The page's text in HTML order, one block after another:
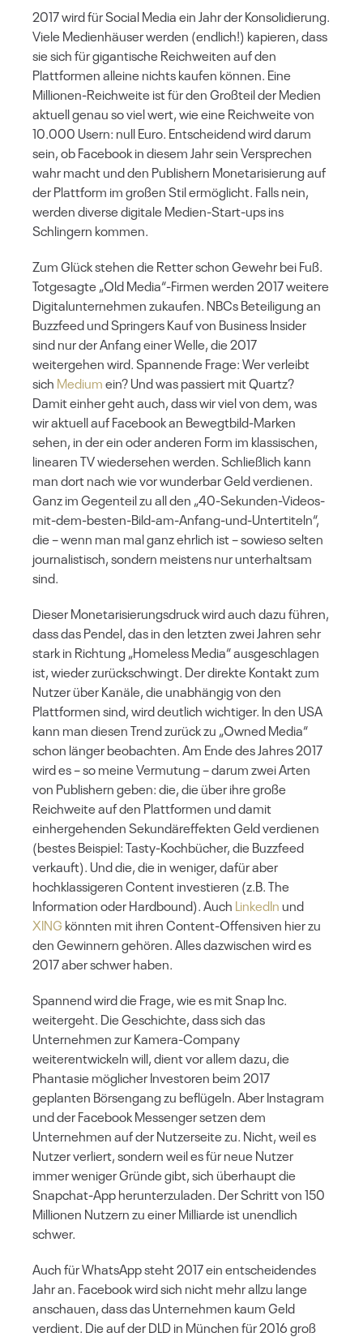
2017 wird für Social Media ein Jahr der Konsolidierung.
Viele Medienhäuser werden (endlich!) kapieren, dass
sie sich für gigantische Reichweiten auf den
Plattformen alleine nichts kaufen können. Eine
Millionen-Reichweite ist für den Großteil der Medien
aktuell genau so viel wert, wie eine Reichweite von
10.000 Usern: null Euro. Entscheidend wird darum
sein, ob Facebook in diesem Jahr sein Versprechen
wahr macht und den Publishern Monetarisierung auf
der Plattform im großen Stil ermöglicht. Falls nein,
werden diverse digitale Medien-Start-ups ins
Schlingern kommen.
Zum Glück stehen die Retter schon Gewehr bei Fuß.
Totgesagte „Old Media“-Firmen werden 2017 weitere
Digitalunternehmen zukaufen. NBCs Beteiligung an
Buzzfeed und Springers Kauf von Business Insider
sind nur der Anfang einer Welle, die 2017
weitergehen wird. Spannende Frage: Wer verleibt
sich Mediumein? Und was passiert mit Quartz?
Damit einher geht auch, dass wir viel von dem, was
wir aktuell auf Facebook an Bewegtbild-Marken
sehen, in der ein oder anderen Form im klassischen,
linearen TV wiedersehen werden. Schließlich kann
man dort nach wie vor wunderbar Geld verdienen.
Ganz im Gegenteil zu all den „40-Sekunden-Videos-
mit-dem-besten-Bild-am-Anfang-und-Untertiteln“,
die – wenn man mal ganz ehrlich ist – sowieso selten
journalistisch, sondern meistens nur unterhaltsam
sind.
Dieser Monetarisierungsdruck wird auch dazu führen,
dass das Pendel, das in den letzten zwei Jahren sehr
stark in Richtung „Homeless Media“ ausgeschlagen
ist, wieder zurückschwingt. Der direkte Kontakt zum
Nutzer über Kanäle, die unabhängig von den
Plattformen sind, wird deutlich wichtiger. In den USA
kann man diesen Trend zurück zu „Owned Media“
schon länger beobachten. Am Ende des Jahres 2017
wird es – so meine Vermutung – darum zwei Arten
von Publishern geben: die, die über ihre große
Reichweite auf den Plattformen und damit
einhergehenden Sekundäreffekten Geld verdienen
(bestes Beispiel: Tasty-Kochbücher, die Buzzfeed
verkauft). Und die, die in weniger, dafür aber
hochklassigeren Content investieren (z.B. The
Information oder Hardbound). Auch LinkedInund
XING könnten mit ihren Content-Offensiven hier zu
den Gewinnern gehören. Alles dazwischen wird es
2017 aber schwer haben.
Spannend wird die Frage, wie es mit Snap Inc.
weitergeht. Die Geschichte, dass sich das
Unternehmen zur Kamera-Company
weiterentwickeln will, dient vor allem dazu, die
Phantasie möglicher Investoren beim 2017
geplanten Börsengang zu beflügeln. Aber Instagram
und der Facebook Messenger setzen dem
Unternehmen auf der Nutzerseite zu. Nicht, weil es
Nutzer verliert, sondern weil es für neue Nutzer
immer weniger Gründe gibt, sich überhaupt die
Snapchat-App herunterzuladen. Der Schritt von 150
Millionen Nutzern zu einer Milliarde ist unendlich
schwer.
Auch für WhatsApp steht 2017 ein entscheidendes
Jahr an. Facebook wird sich nicht mehr allzu lange
anschauen, dass das Unternehmen kaum Geld
verdient. Die auf der DLD in München für 2016 groß